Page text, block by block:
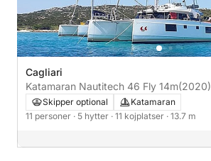
Cagliari
Katamaran Nautitech 46 Fly 14m(2020)
Skipper optional
Katamaran
11 personer · 5 hytter · 11 kojplatser · 13.7 m